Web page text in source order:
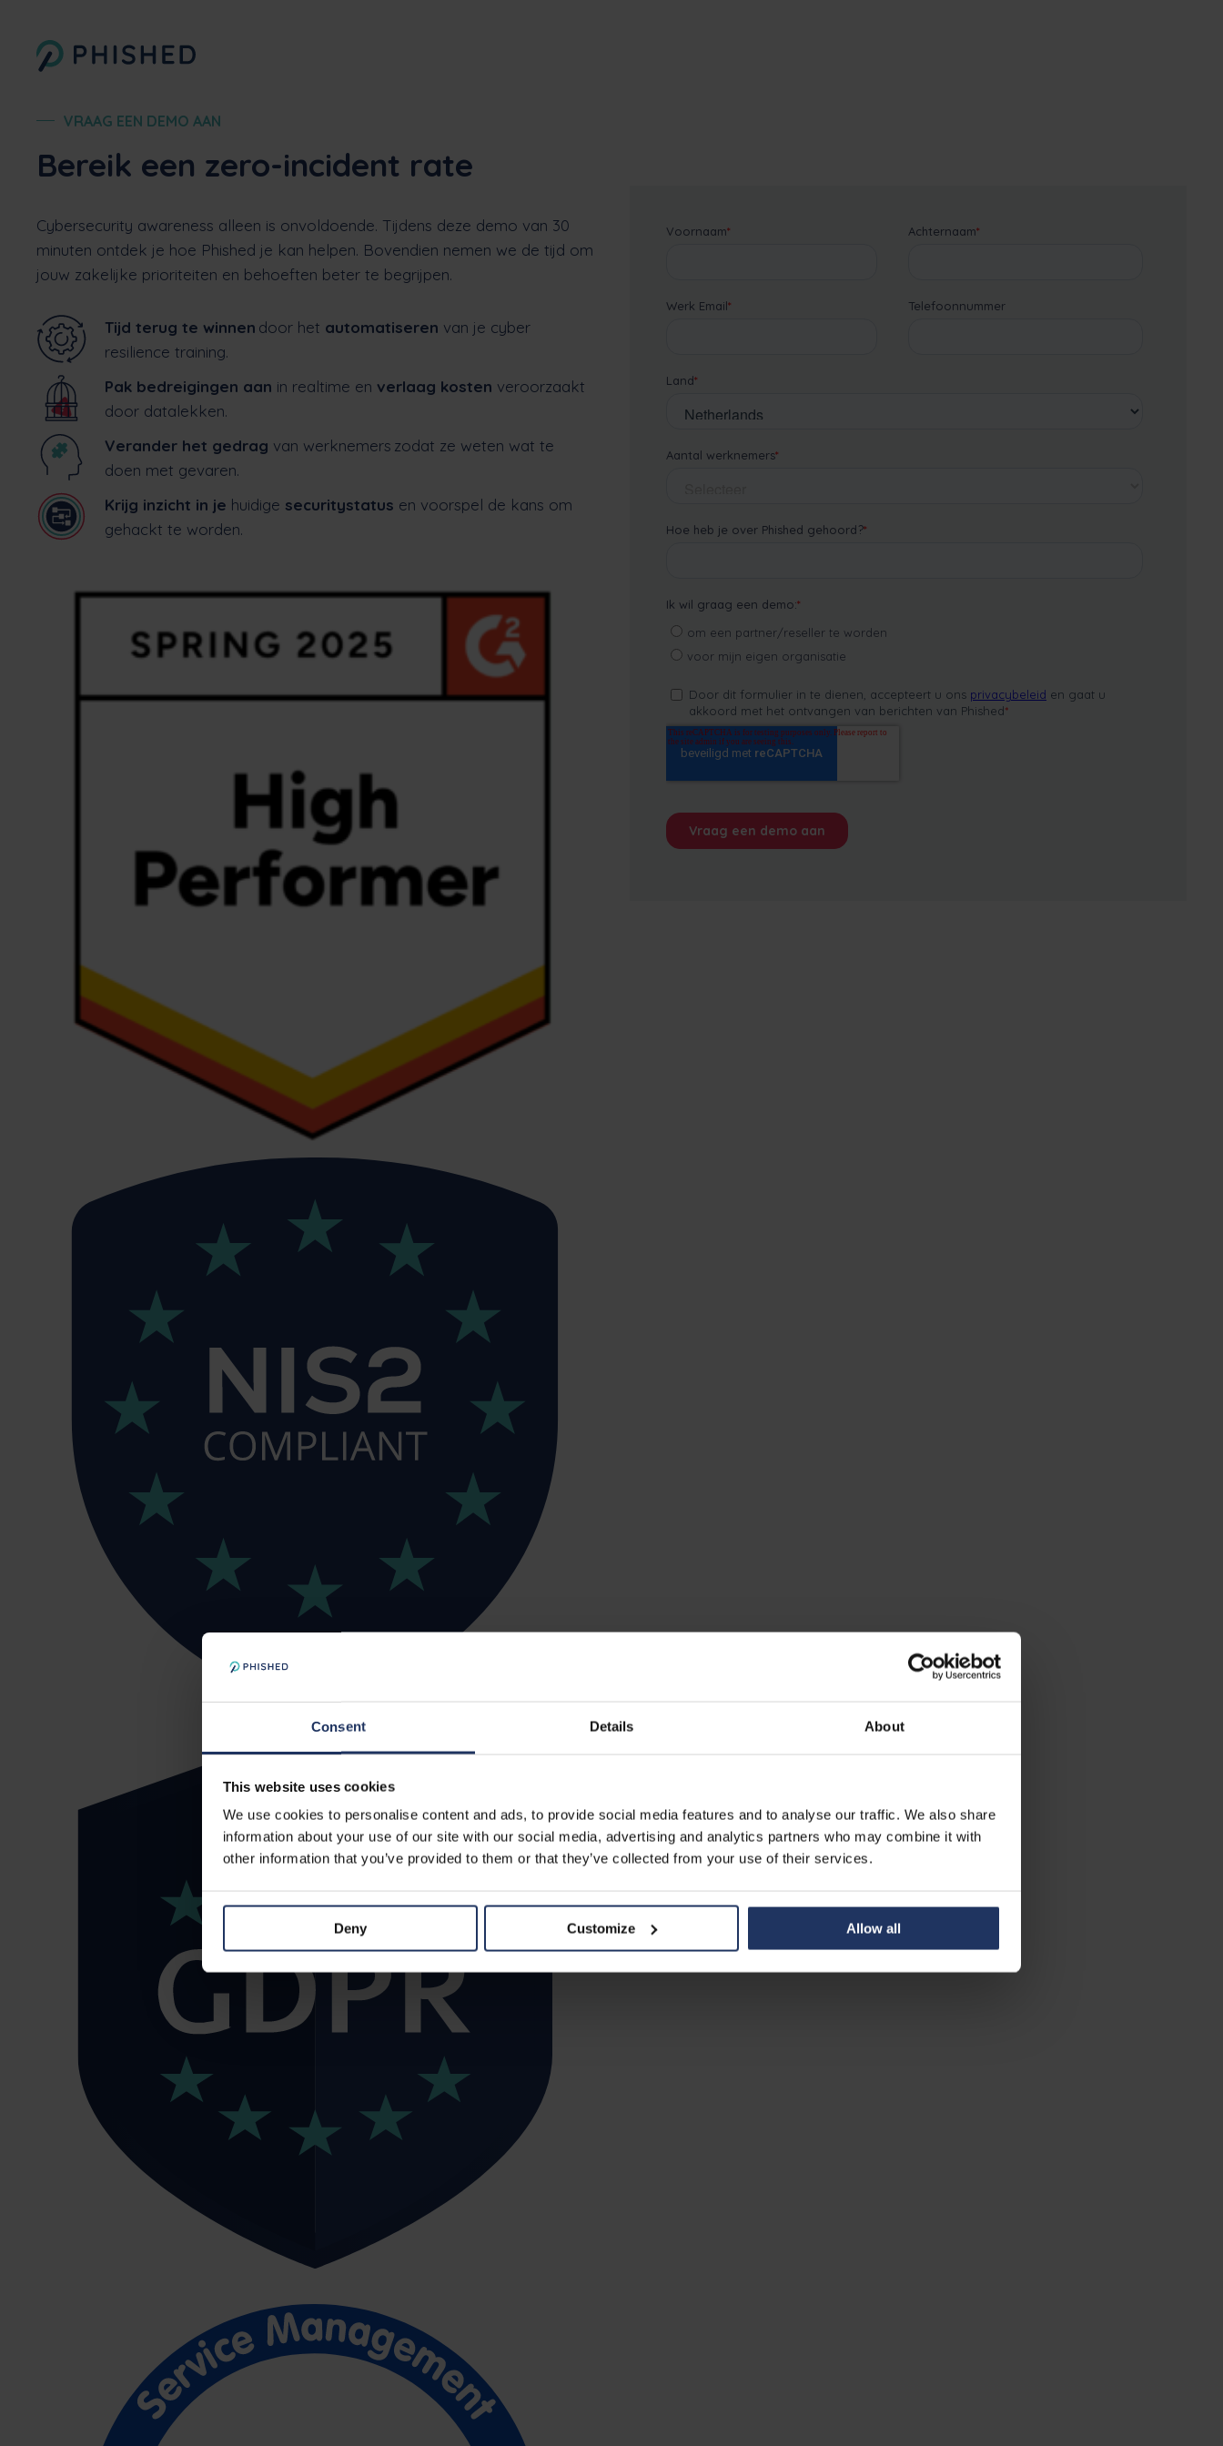
Consent Details About
This website uses cookies
We use cookies to personalise content and ads, to provide social media features and to analyse our traffic. We also share
information about your use of our site with our social media, advertising and analytics partners who may combine it with
other information that you’ve provided to them or that they’ve collected from your use of their services.
Deny Customize Allow all
VRAAG EEN DEMO AAN
Bereik een zero-incident rate
Cybersecurity awareness alleen is onvoldoende. Tijdens deze demo van 30
minuten ontdek je hoe Phished je kan helpen. Bovendien nemen we de tijd om
jouw zakelijke prioriteiten en behoeften beter te begrijpen.
Tijd terug te winnen door het automatiseren van je cyber
resilience training.
Pak bedreigingen aan in realtime en verlaag kosten veroorzaakt
door datalekken.
Verander het gedrag van werknemers zodat ze weten wat te
doen met gevaren.
Krijg inzicht in je huidige securitystatus en voorspel de kans om
gehackt te worden.